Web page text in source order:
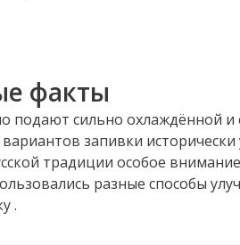
бутылка без избыточного
водка без излишней
Она уместна как на
крепкого напитка для
факты
подают сильно охлаждённой
вариантов запивки
традиции особое
разные способы
.